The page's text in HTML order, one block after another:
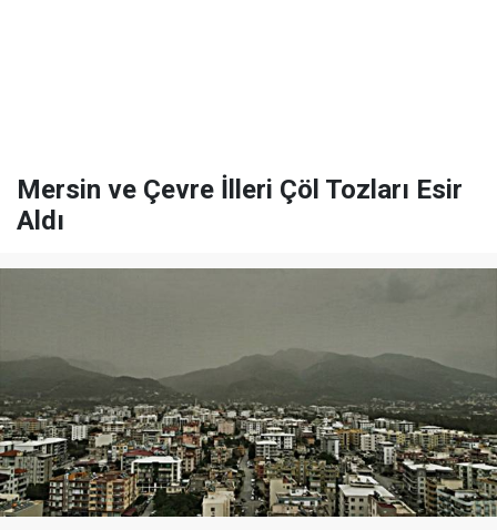
Mersin ve Çevre İlleri Çöl Tozları Esir
Aldı